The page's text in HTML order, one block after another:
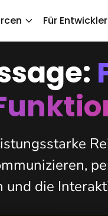
Für Entwickler
und die